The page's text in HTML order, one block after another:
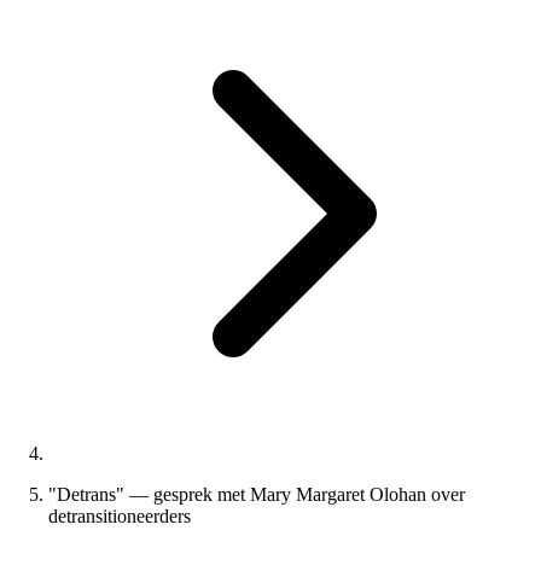
"Detrans" — gesprek met Mary Margaret Olohan over
detransitioneerders